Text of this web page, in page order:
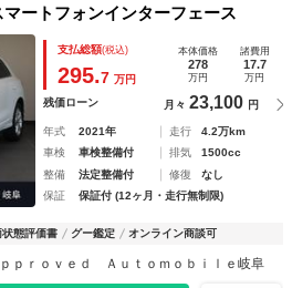
ートフォンインターフェース
支払総額(税込)
295.7 万円
本体価格
278
万円
諸費用
17.7
万円
残価ローン 月々 23,100 円
年式 2021年 走行
4.2万km
車検
車検整備付 排気
1500cc
整備
法定整備付 修復
なし
保証
保証付 (12ヶ月・走行無制限)
状態評価書 グー鑑定 オンライン商談可
ｐｒｏｖｅｄ Ａｕｔｏｍｏｂｉｌｅ岐阜